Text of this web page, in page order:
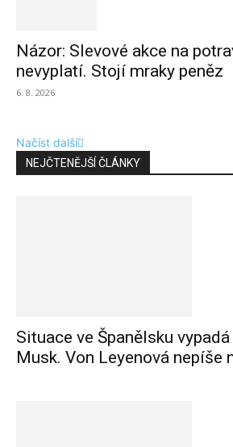
Názor: Slevové akce na
nevyplatí. Stojí mraky peněz
6. 8. 2026
Načíst další
NEJČTENĚJŠÍ ČLÁNKY
Situace ve Španělsku
Musk. Von Leyenová nepíše